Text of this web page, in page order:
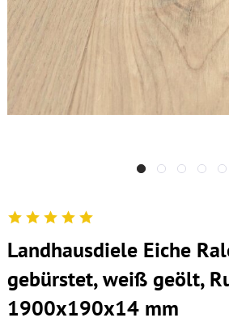
Landhausdiele Eiche
gebürstet, weiß geölt,
1900x190x14 mm